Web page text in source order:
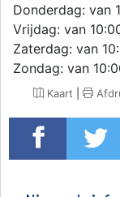
Donderdag: van
Vrijdag: van
Zaterdag: van
Zondag: van
Kaart |